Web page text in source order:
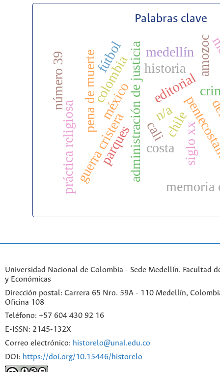
Palabras clave
n/a
editorial
administración de justiciahistoria
colombia
pena de muerte chilesiglo xx
amozoc
guerra cristera
méxico
memoria
práctica religiosa cali
número 39 fútbol medellín
costa
parques
Universidad Nacional de Colombia - Sede Medellín. Facultad
y Económicas
Dirección postal: Carrera 65 Nro. 59A - 110 Medellín,
Oficina 108
Teléfono: +57 604 430 92 16
E-ISSN: 2145-132X
Correo electrónico: historelo@unal.edu.co
DOI: https://doi.org/10.15446/historelo